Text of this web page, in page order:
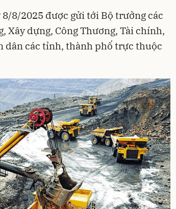
8/8/2025 được gửi tới Bộ trưởng các
Xây dựng, Công Thương, Tài chính,
dân các tỉnh, thành phố trực thuộc